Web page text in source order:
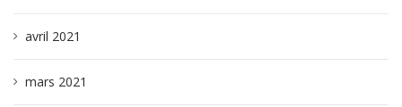
avril 2021
mars 2021